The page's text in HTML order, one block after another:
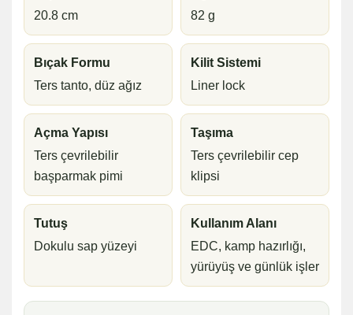
20.8 cm
82 g
Bıçak Formu
Ters tanto, düz ağız
Kilit Sistemi
Liner lock
Açma Yapısı
Ters çevrilebilir
başparmak pimi
Taşıma
Ters çevrilebilir cep
klipsi
Tutuş
Dokulu sap yüzeyi
Kullanım Alanı
EDC, kamp hazırlığı,
yürüyüş ve günlük işler